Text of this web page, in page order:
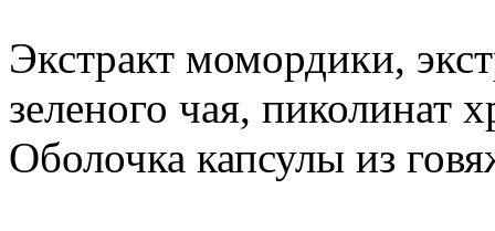
Экстракт момордики,
зеленого чая, пиколинат
Оболочка капсулы из